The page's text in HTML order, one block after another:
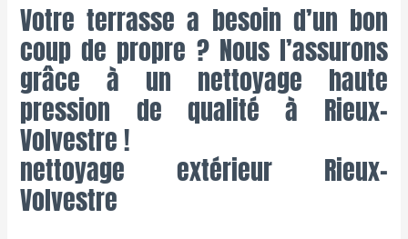
Votre terrasse a besoin d’un bon
coup de propre ? Nous l’assurons
grâce à un nettoyage haute
pression de qualité à Rieux-
Volvestre !
nettoyage extérieur Rieux-
Volvestre